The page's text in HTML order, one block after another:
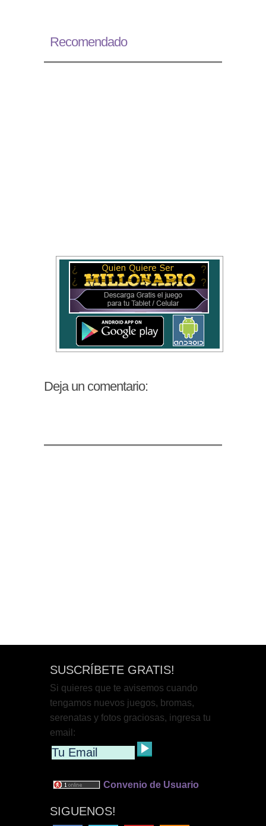
Recomendado
Deja un comentario:
SUSCRÍBETE GRATIS!
Si quieres que te avisemos cuando
tengamos nuevos juegos, bromas,
serenatas y fotos graciosas, ingresa tu
email:
Convenio de Usuario
SIGUENOS!